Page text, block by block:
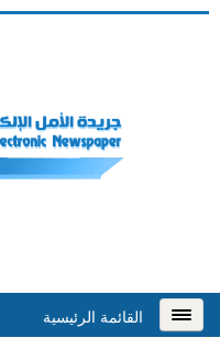
القائمة الرئيسية